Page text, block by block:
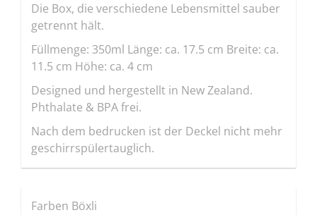
Die Box, die verschiedene Lebensmittel sauber
getrennt hält.
Füllmenge: 350ml Länge: ca. 17.5 cm Breite: ca.
11.5 cm Höhe: ca. 4 cm
Designed und hergestellt in New Zealand.
Phthalate & BPA frei.
Nach dem bedrucken ist der Deckel nicht mehr
geschirrspülertauglich.
Farben Böxli